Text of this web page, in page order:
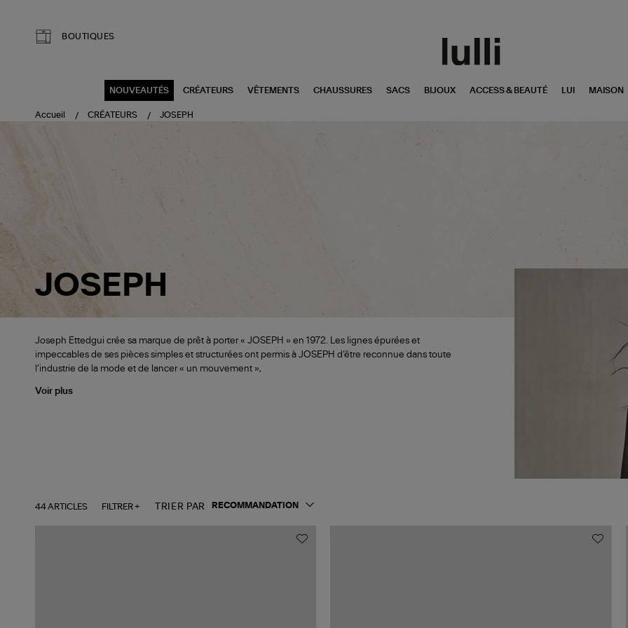
BOUTIQUES
NOUVEAUTÉS CRÉATEURS VÊTEMENTS CHAUSSURES SACS BIJOUX ACCESS & BEAUTÉ LUI MAISON
Accueil CRÉATEURS JOSEPH
JOSEPH
Joseph Ettedgui crée sa marque de prêt à porter « JOSEPH » en 1972. Les lignes épurées et
impeccables de ses pièces simples et structurées ont permis à JOSEPH d’être reconnue dans toute
l’industrie de la mode et de lancer « un mouvement »,
Voir plus
44 ARTICLES FILTRER + TRIER PAR